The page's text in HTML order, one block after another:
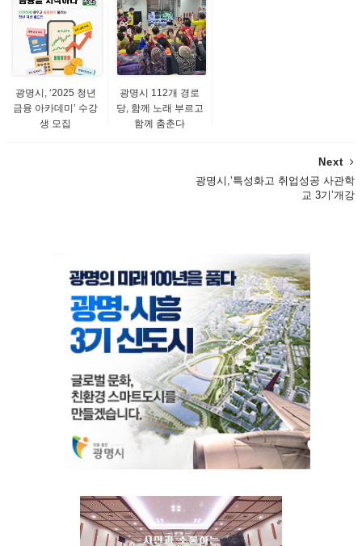
광명시, ‘2025 청년
금융 아카데미’ 수강
생 모집
광명시 112개 경로
당, 함께 노래 부르고
함께 춤춘다
Next
광명시,‘특성화고 취업성공 사관학
교 3기’개강